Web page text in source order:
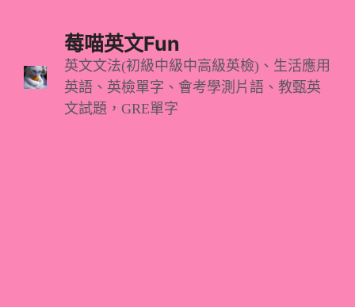
莓喵英文Fun
英文文法(初級中級中高級英檢)、生活應用
英語、英檢單字、會考學測片語、教甄英
文試題，GRE單字